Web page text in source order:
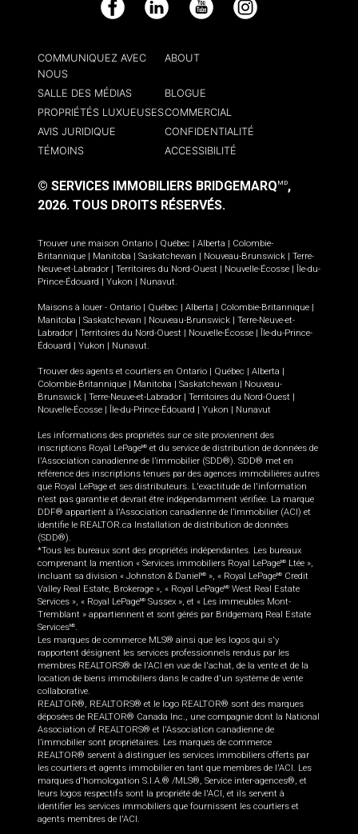
Facebook LinkedIn YouTube Instagram
COMMUNIQUEZ AVEC
NOUS
ABOUT
SALLE DES MÉDIAS
BLOGUE
PROPRIÉTÉS LUXUEUSESCOMMERCIAL
AVIS JURIDIQUE
CONFIDENTIALITÉ
TÉMOINS
ACCESSIBILITÉ
© SERVICES IMMOBILIERS BRIDGEMARQ MD,
2026. TOUS DROITS RÉSERVÉS.
Trouver une maison Ontario Québec Alberta
Colombie-
Britannique
Manitoba Saskatchewan Nouveau-Brunswick
Terre-
Neuve-et-Labrador
Territoires du Nord-Ouest Nouvelle-Écosse
Île-du-
Prince-Édouard
Yukon Nunavut.
Maisons à louer - Ontario Québec Alberta Colombie-Britannique
Manitoba
Saskatchewan Nouveau-Brunswick
Terre-Neuve-et-
Labrador
Territoires du Nord-Ouest Nouvelle-Écosse
Île-du-Prince-
Édouard
Yukon Nunavut.
Trouver des agents et courtiers en Ontario Québec Alberta
Colombie-Britannique
Manitoba Saskatchewan
Nouveau-
Brunswick
Terre-Neuve-et-Labrador Territoires du Nord-Ouest
Nouvelle-Écosse
Île-du-Prince-Édouard Yukon Nunavut
Les informations des propriétés sur ce site proviennent des
inscriptions Royal LePageMD et du service de distribution de données de
l'Association canadienne de l’immobilier (SDD®). SDD® met en
référence des inscriptions tenues par des agences immobilières autres
que Royal LePage et ses distributeurs. L'exactitude de l'information
n'est pas garantie et devrait être indépendamment vérifiée. La marque
DDF® appartient à l'Association canadienne de l’immobilier (ACI) et
identifie le REALTOR.ca Installation de distribution de données
(SDD®).
*Tous les bureaux sont des propriétés indépendantes. Les bureaux
comprenant la mention « Services immobiliers Royal LePageMD
Ltée »,
incluant sa division « Johnston & Daniel MD », « Royal LePageMD
Credit
Valley Real Estate, Brokerage », « Royal LePageMD West Real Estate
Services », « Royal LePageMD Sussex », et « Les immeubles Mont-
Tremblant » appartiennent et sont gérés par Bridgemarq Real Estate
ServicesMD.
Les marques de commerce MLS® ainsi que les logos qui s'y
rapportent désignent les services professionnels rendus par les
membres REALTORS® de l'ACI en vue de l'achat, de la vente et de la
location de biens immobiliers dans le cadre d'un système de vente
collaborative.
REALTOR®, REALTORS® et le logo REALTOR® sont des marques
déposées de REALTOR® Canada Inc., une compagnie dont la National
Association of REALTORS® et l'Association canadienne de
l’immobilier sont propriétaires. Les marques de commerce
REALTOR® servent à distinguer les services immobiliers offerts par
les courtiers et agents immobilier en tant que membres de l'ACI. Les
marques d'homologation S.I.A.® /MLS®, Service inter-agences®, et
leurs logos respectifs sont la propriété de l'ACI, et ils servent à
identifier les services immobiliers que fournissent les courtiers et
agents membres de l'ACI.